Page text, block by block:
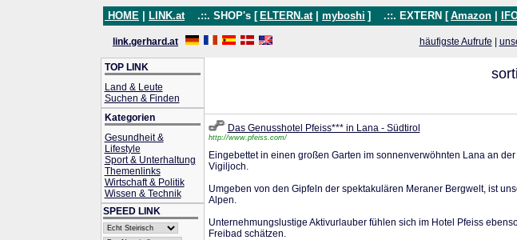
HOME LINK.at .::. SHOP's [ ELTERN.at myboshi ] .::. EXTERN [ Amazon
link.gerhard.at häufigste Aufrufe
TOP LINK
Land & Leute
Suchen & Finden
Kategorien
Gesundheit &
Lifestyle
Sport & Unterhaltung
Themenlinks
Wirtschaft & Politik
Wissen & Technik
SPEED LINK
Das Genusshotel Pfeiss*** in Lana - Südtirol
http://www.pfeiss.com/
Eingebettet in einen großen Garten im sonnenverwöhnten Lana an
Vigiljoch.
Umgeben von den Gipfeln der spektakulären Meraner Bergwelt, ist
Alpen.
Unternehmungslustige Aktivurlauber fühlen sich im Hotel Pfeiss
Freibad schätzen.